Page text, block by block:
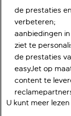
de prestaties
verbeteren;
aanbiedingen
ziet te
de prestaties
easyJet op
content te
U kunt meer